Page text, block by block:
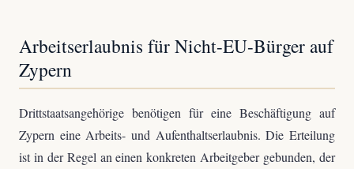
Arbeitserlaubnis für Nicht-EU-Bürger auf
Zypern
Drittstaatsangehörige benötigen für eine Beschäftigung auf
Zypern eine Arbeits- und Aufenthaltserlaubnis. Die Erteilung
ist in der Regel an einen konkreten Arbeitgeber gebunden, der